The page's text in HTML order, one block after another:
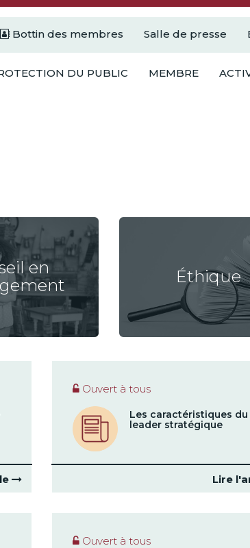
Bottin des membres Salle de presse
DU PUBLIC MEMBRE
en
Éthique
Ouvert à tous
Les caractéristiques du
leader stratégique
Lire
Ouvert à tous